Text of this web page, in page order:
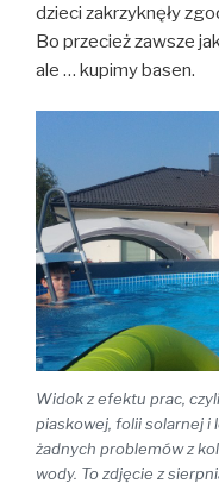
dzieci zakrzyknęły
Bo przecież zawsze
ale … kupimy basen.
Widok z efektu prac,
piaskowej, folii solarnej i
żadnych problemów z
wody. To zdjęcie z